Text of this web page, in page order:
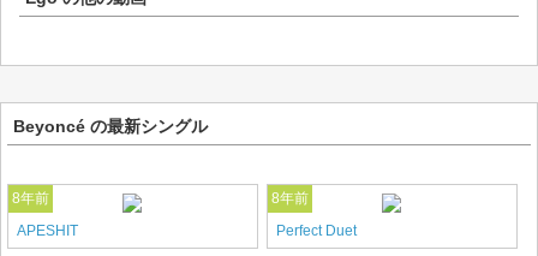
Beyoncé の最新シングル
8年前
APESHIT
8年前
Perfect Duet